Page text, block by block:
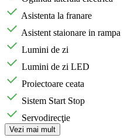
Asistenta la franare
Asistent staionare in rampa
Lumini de zi
Lumini de zi LED
Proiectoare ceata
Sistem Start Stop
Servodirecţie
Vezi mai mult